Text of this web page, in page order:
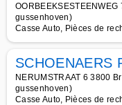
gussenhoven)
Casse Auto, Pièces de
SCHOENAERS
NERUMSTRAAT 6 3800
gussenhoven)
Casse Auto, Pièces de